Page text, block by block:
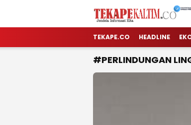
TEKAPE KALTIM
Jendela Informasi Kita
TEKAPE.CO HEADLINE
#PERLINDUNGAN